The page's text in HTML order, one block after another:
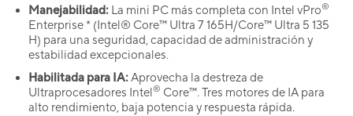
Manejabilidad: La mini PC más completa con Intel vPro®
Enterprise * (Intel® Core™ Ultra 7 165H/Core™ Ultra 5 135
H) para una seguridad, capacidad de administración y
estabilidad excepcionales.
Habilitada para IA:Aprovecha la destreza de
Ultraprocesadores Intel® Core™. Tres motores de IA para
alto rendimiento, baja potencia y respuesta rápida.